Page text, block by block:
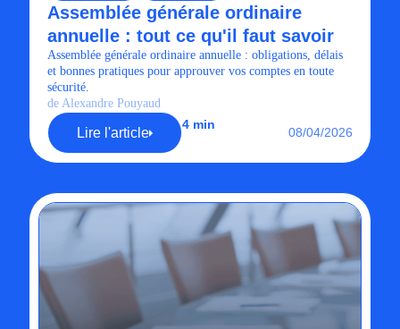
Assemblée générale ordinaire
annuelle : tout ce qu'il faut savoir
Assemblée générale ordinaire annuelle : obligations, délais
et bonnes pratiques pour approuver vos comptes en toute
sécurité.
de Alexandre Pouyaud
Lire l'article
4 min
08/04/2026